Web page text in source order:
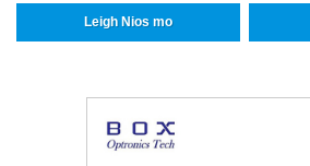
Leigh Nios mo